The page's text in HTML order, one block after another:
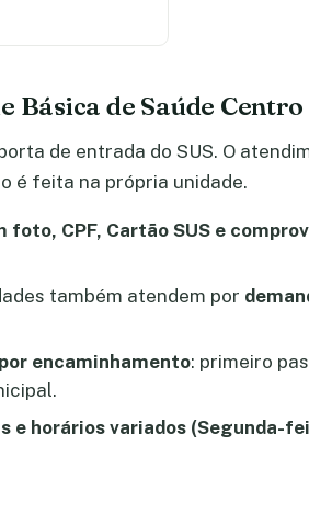
Básica de Saúde Centro
de entrada do SUS. O
é feita na própria unidade.
foto, CPF, Cartão SUS e
também atendem por
por encaminhamento: primeiro
e horários variados